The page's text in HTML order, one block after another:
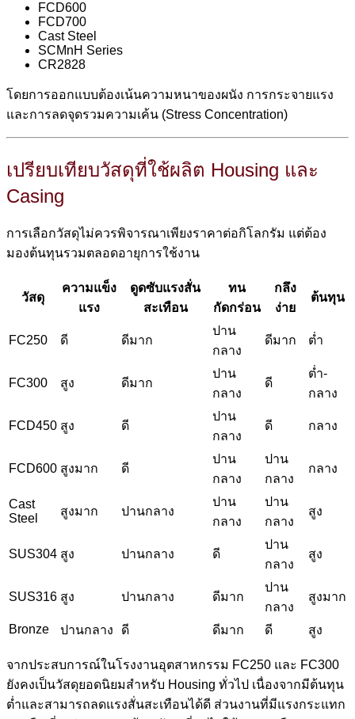
FCD600
FCD700
Cast Steel
SCMnH Series
CR2828
โดยการออกแบบต้องเน้นความหนาของผนัง การกระจายแรง
และการลดจุดรวมความเค้น (Stress Concentration)
เปรียบเทียบวัสดุที่ใช้ผลิต Housing และ
Casing
การเลือกวัสดุไม่ควรพิจารณาเพียงราคาต่อกิโลกรัม แต่ต้อง
มองต้นทุนรวมตลอดอายุการใช้งาน
วัสดุ
ความแข็ง
แรง
ดูดซับแรงสั่น
สะเทือน
ทน
กัดกร่อน
กลึง
ง่าย
ต้นทุน
FC250 ดี ดีมาก
ปาน
กลาง
ดีมาก ต่ำ
FC300 สูง ดีมาก
ปาน
กลาง
ดี
ต่ำ-
กลาง
FCD450 สูง ดี
ปาน
กลาง
ดี กลาง
FCD600 สูงมาก ดี
ปาน
กลาง
ปาน
กลาง
กลาง
Cast
Steel
สูงมาก ปานกลาง
ปาน
กลาง
ปาน
กลาง
สูง
SUS304 สูง ปานกลาง ดี
ปาน
กลาง
สูง
SUS316 สูง ปานกลาง ดีมาก
ปาน
กลาง
สูงมาก
Bronze ปานกลาง ดี ดีมาก ดี สูง
จากประสบการณ์ในโรงงานอุตสาหกรรม FC250 และ FC300
ยังคงเป็นวัสดุยอดนิยมสำหรับ Housing ทั่วไป เนื่องจากมีต้นทุน
ต่ำและสามารถลดแรงสั่นสะเทือนได้ดี ส่วนงานที่มีแรงกระแทก